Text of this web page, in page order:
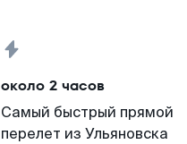
около 2 часов
Самый быстрый прямой
перелет из Ульяновска